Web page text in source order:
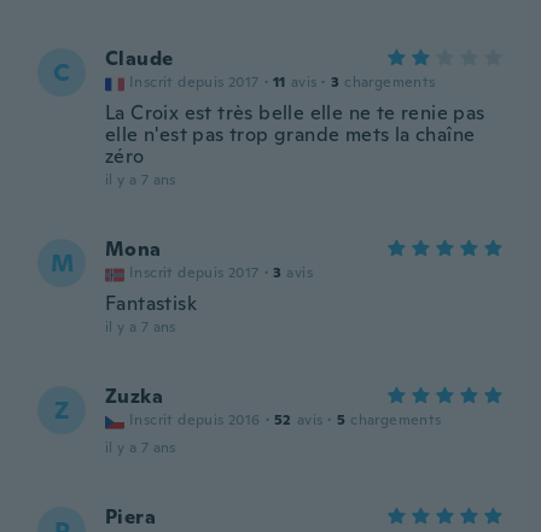
C Claude
Inscrit depuis 2017 · 11 avis · 3 chargements
La Croix est très belle elle ne te renie pas
elle n'est pas trop grande mets la chaîne
zéro
il y a 7 ans
M Mona
Inscrit depuis 2017 · 3 avis
Fantastisk
il y a 7 ans
Z Zuzka
Inscrit depuis 2016 · 52 avis · 5 chargements
il y a 7 ans
Piera